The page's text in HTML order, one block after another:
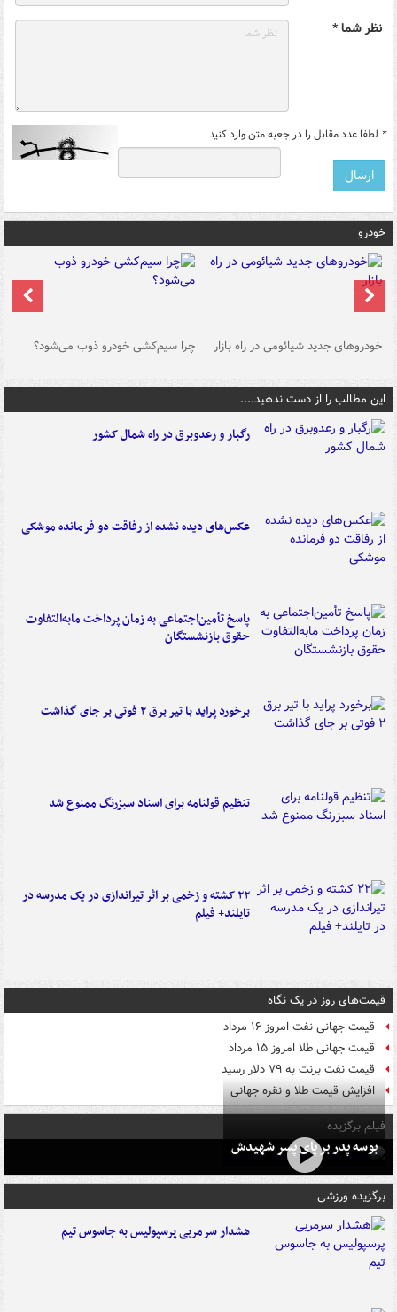
نظر شما *
* لطفا عدد مقابل را در جعبه متن وارد کنید
خودرو
خودروهای جدید شیائومی در راه بازار چرا سیم‌کشی خودرو ذوب می‌شود؟
این مطالب را از دست ندهید....
رگبار و رعدوبرق در راه شمال کشور
عکس‌های دیده نشده از رفاقت دو فرمانده‌ موشکی
پاسخ تأمین‌اجتماعی به زمان پرداخت مابه‌التفاوت
حقوق بازنشستگان
برخورد پراید با تیر برق ۲ فوتی بر جای گذاشت
تنظیم قولنامه برای اسناد سبزرنگ ممنوع شد
۲۲ کشته و زخمی بر اثر تیراندازی در یک مدرسه در
تایلند+ فیلم
قیمت‌های روز در یک نگاه
قیمت جهانی نفت امروز ۱۶ مرداد
قیمت جهانی طلا امروز ۱۵ مرداد
قیمت نفت برنت به ۷۹ دلار رسید
افزایش قیمت طلا و نقره جهانی
فیلم برگزیده
بوسه‌ پدر بر پای پسر شهیدش
برگزیده ورزشی
هشدار سرمربی پرسپولیس به جاسوس تیم